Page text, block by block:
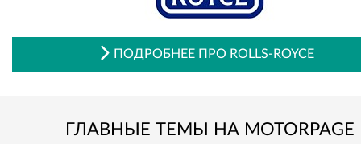
ПОДРОБНЕЕ ПРО ROLLS-ROYCE
ГЛАВНЫЕ ТЕМЫ НА MOTORPAGE